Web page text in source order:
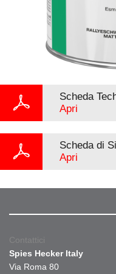
Scheda
Apri
Scheda di
Apri
Contattici
Spies Hecker Italy
Via Roma 80